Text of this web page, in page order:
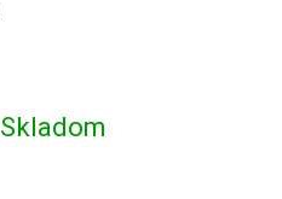
Skladom